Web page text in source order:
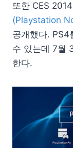
또한 CES
(Playstation
공개했다. PS4
수 있는데 7월
한다.